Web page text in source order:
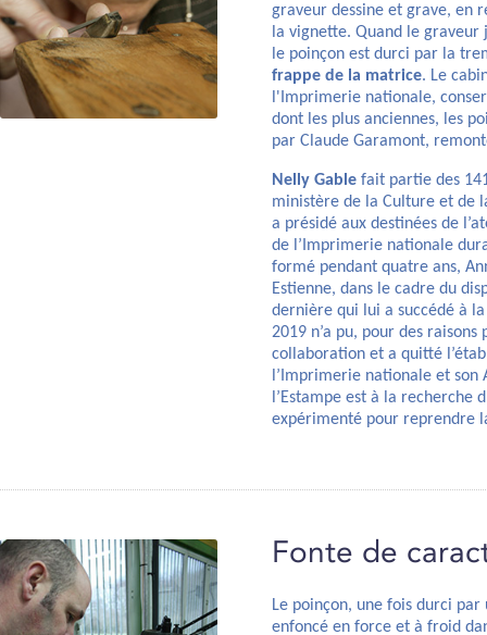
graveur dessine et grave, en
la vignette. Quand le
le poinçon est durci par la
frappe de la matrice. Le
l'Imprimerie nationale,
dont les plus anciennes, les
par Claude Garamont,
Nelly Gable fait partie des
ministère de la Culture et de
a présidé aux destinées de
de l’Imprimerie nationale
formé pendant quatre ans,
Estienne, dans le cadre du
dernière qui lui a succédé à
2019 n’a pu, pour des
collaboration et a quitté
l’Imprimerie nationale et son
l’Estampe est à la recherche
expérimenté pour reprendre
Fonte de
Le poinçon, une fois durci
enfoncé en force et à froid